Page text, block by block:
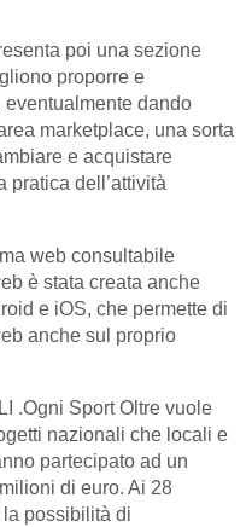
poi una sezione
proporre e
dando
marketplace, una sorta
e acquistare
pratica dell’attività
web consultabile
è stata creata anche
e iOS, che permette di
anche sul proprio
.Ogni Sport Oltre vuole
nazionali che locali e
partecipato ad un
di euro. Ai 28
possibilità di